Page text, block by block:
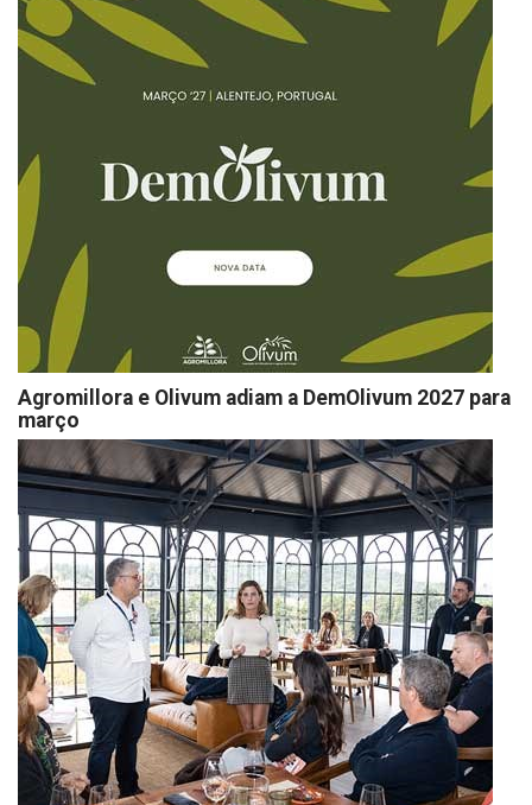
Agromillora e Olivum adiam a DemOlivum 2027 para
março